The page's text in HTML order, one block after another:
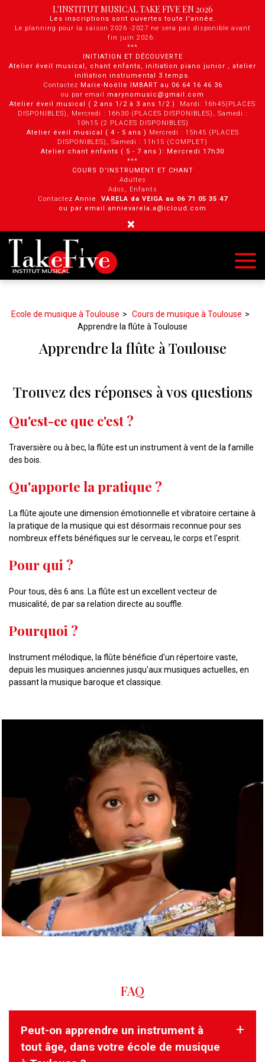
L'INSTITUT MUSICAL TAKE FIVE EN 2026
Les inscriptions sont ouvertes toute l'année.
Le planning pour la saison 2026 -2027 ne sera pas disponible avant
fin juin 2026.
***
INITIATION ET DÉCOUVERTE
Atelier éveil musical, chant enfants, initiation piano junior , atelier
initiation instrumental 3 temps.
Contactez Marie-Noëlle IMBART au 06 64 16 46 36
ou par email marynomusic@gmail.com
Atelier éveil musical ( 2 ans 1/2 à 3 ans 1/2 ) Mardi: 16h45(PLACES
DISPONIBLES), Mercredi : 16h30 (PLACES DISPONIBLES), Samedi :
10h15 (2 PLACES DISPONIBLES)
Atelier éveil musical ( 4 - 5 ans ) Mercredi : 15h45 (PLACES
DISPONIBLES), Samedi : 11h15 (COMPLET)
Atelier chant enfants ( 5 - 7 ans ): Mercredi 17h30
***
COURS D'INSTRUMENT ET CHANT
Adultes
Ados, Enfants
Contactez Annie VARELA da VEIGA au 0 6 71 05 35 47
ou par email annievarela.a@icloud.com
×
Ecole de musique à Toulouse
Cours de musique à Toulouse
Apprendre la flûte à Toulouse
Apprendre la flûte à Toulouse
Trouvez des réponses à vos questions
Qu'est-ce que c'est ?
Traversière ou à bec, la flûte est un instrument à vent de la famille
des bois.
Qu'apporte la pratique ?
La flûte ajoute une dimension émotionnelle et vibratoire certaine à
la pratique de la musique qui est désormais reconnue pour ses
nombreux effets bénéfiques sur le cerveau, le corps et l'esprit.
Pour qui ?
Pour tous, dès 6 ans. La flûte est un excellent vecteur de
musicalité, de par sa relation directe au souffle.
Pourquoi ?
Instrument mélodique, la flûte bénéficie d'un répertoire vaste,
depuis les musiques anciennes jusqu'aux musiques actuelles, en
passant la musique baroque et classique.
FAQ
Peut-on apprendre un instrument à
tout âge, dans votre école de musique
Panneau de gestion des cookies